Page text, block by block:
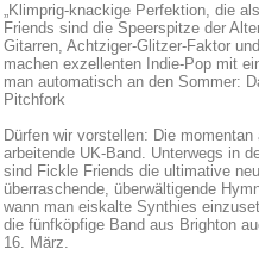
„Klimprig-knackige Perfektion, die
Friends sind die Speerspitze der
Gitarren, Achtziger-Glitzer-Faktor
machen exzellenten Indie-Pop mit
man automatisch an den Sommer:
Pitchfork
Dürfen wir vorstellen: Die
arbeitende UK-Band. Unterwegs in
sind Fickle Friends die ultimative
überraschende, überwältigende
wann man eiskalte Synthies
die fünfköpfige Band aus Brighton
16. März.